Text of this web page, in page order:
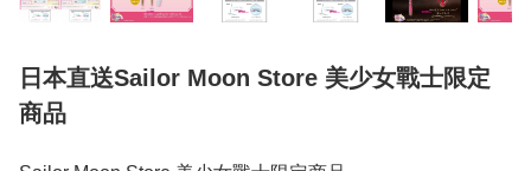
日本直送Sailor Moon Store 美少女戰士限定
商品